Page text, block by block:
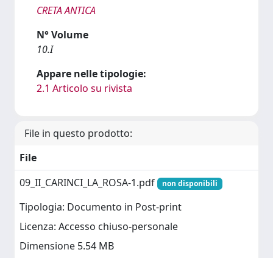
CRETA ANTICA
N° Volume
10.I
Appare nelle tipologie:
2.1 Articolo su rivista
File in questo prodotto:
File
09_II_CARINCI_LA_ROSA-1.pdf
non disponibili
Tipologia: Documento in Post-print
Licenza: Accesso chiuso-personale
Dimensione 5.54 MB